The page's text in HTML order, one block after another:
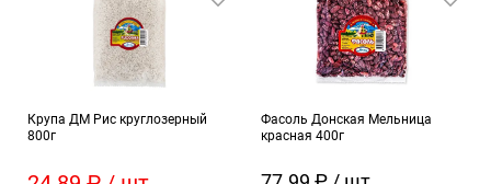
Крупа ДМ Рис круглозерный
800г
Фасоль Донская Мельница
красная 400г